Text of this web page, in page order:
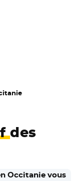
des
Occitanie vous